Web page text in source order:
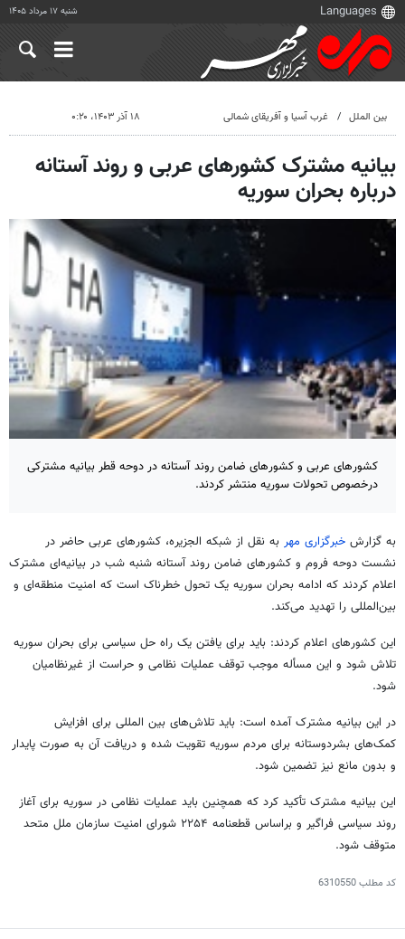
شنبه ۱۷ مرداد ۱۴۰۵
بین الملل غرب آسیا و آفریقای شمالی ۱۸ آذر ۱۴۰۳، ۰:۲۰
بیانیه مشترک کشورهای عربی و روند آستانه
درباره بحران سوریه
کشورهای عربی و کشورهای ضامن روند آستانه در دوحه قطر بیانیه مشترکی
درخصوص تحولات سوریه منتشر کردند.
به گزارش خبرگزاری مهر به نقل از شبکه الجزیره، کشورهای عربی حاضر در
نشست دوحه فروم و کشورهای ضامن روند آستانه شنبه شب در بیانیه‌ای مشترک
اعلام کردند که ادامه بحران سوریه یک تحول خطرناک است که امنیت منطقه‌ای و
بین‌المللی را تهدید می‌کند.
این کشورهای اعلام کردند: باید برای یافتن یک راه حل سیاسی برای بحران سوریه
تلاش شود و این مسأله موجب توقف عملیات نظامی و حراست از غیرنظامیان
شود.
در این بیانیه مشترک آمده است: باید تلاش‌های بین المللی برای افزایش
کمک‌های بشردوستانه برای مردم سوریه تقویت شده و دریافت آن به صورت پایدار
و بدون مانع نیز تضمین شود.
این بیانیه مشترک تأکید کرد که همچنین باید عملیات نظامی در سوریه برای آغاز
روند سیاسی فراگیر و براساس
قطعنامه ۲۲۵۴ شورای امنیت سازمان ملل متحد
متوقف شود.
کد مطلب6310550